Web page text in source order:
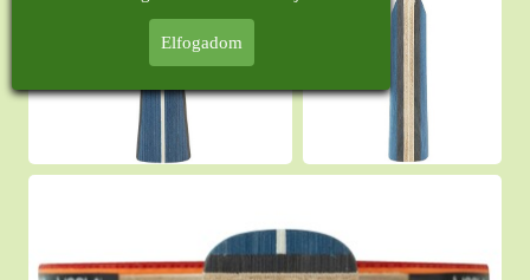
Elfogadom